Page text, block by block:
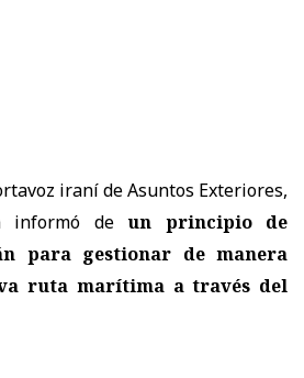
iraní de Asuntos Exteriores,
informó deun principio de
para gestionar de manera
ruta marítima a través del